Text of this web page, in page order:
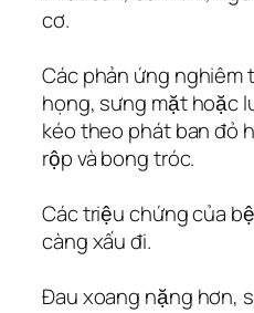
cơ.
Các phản ứng nghiêm
họng, sưng mặt hoặc
kéo theo phát ban đỏ
rộp và bong tróc.
Các triệu chứng của
càng xấu đi.
Đau xoang nặng hơn,